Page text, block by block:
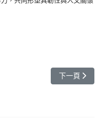
傳承強調「在地需求為核心」
下一篇文章:
下一頁